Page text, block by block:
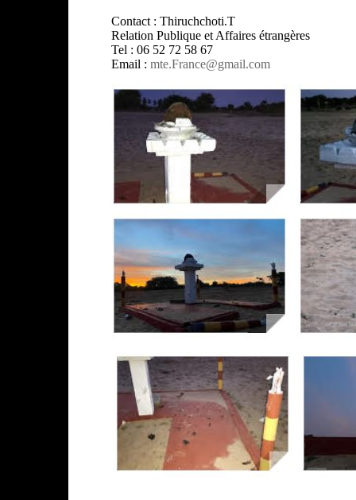
Contact : Thiruchchoti.T
Relation Publique et Affaires étrangères
Tel : 06 52 72 58 67
Email : mte.France@gmail.com